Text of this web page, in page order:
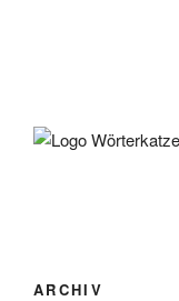
ARCHIV